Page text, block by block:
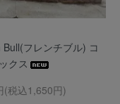
Bull(フレンチブル) コ
クス
(税込1,650円)